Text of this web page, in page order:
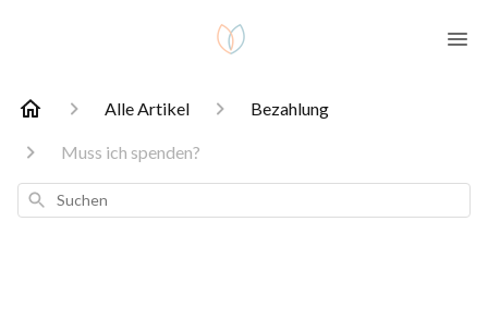
Alle Artikel Bezahlung
Muss ich spenden?
Suchen